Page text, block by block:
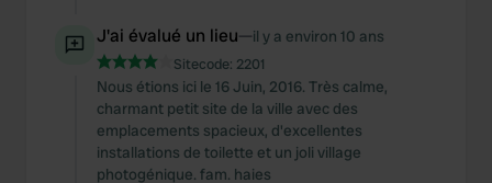
J'ai évalué un lieu—il y a environ 10 ans
Sitecode: 2201
Nous étions ici le 16 Juin, 2016. Très calme,
charmant petit site de la ville avec des
emplacements spacieux, d'excellentes
installations de toilette et un joli village
photogénique. fam. haies